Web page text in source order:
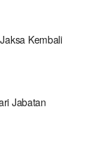
Kembali
Jabatan